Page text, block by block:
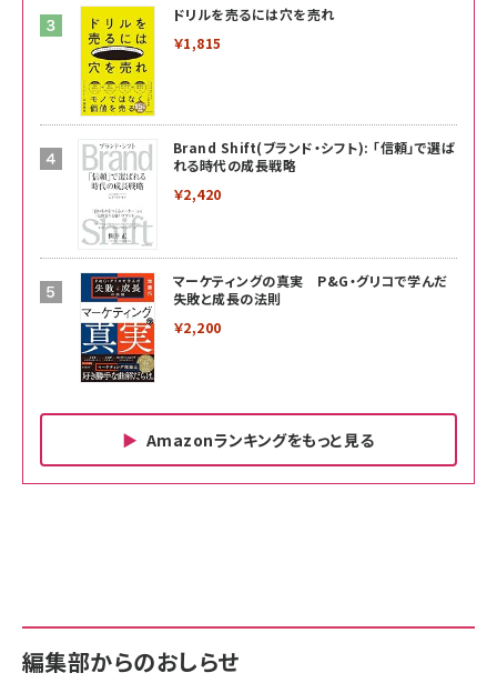
ドリルを売るには穴を売れ
￥1,815
Brand Shift(ブランド・シフト): 「信頼」で選ば
れる時代の成長戦略
￥2,420
マーケティングの真実 P&G・グリコで学んだ
失敗と成長の法則
￥2,200
Amazonランキングをもっと見る
￥880
anan(アンアン)2026/06/24号 No.2500増刊
サポート正規品 メーカー保証5年 KLMEA128G
サポート正規品 メーカー保証5年 KLMEA128G
編集部からのおしらせ